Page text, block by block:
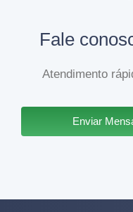
Fale
Atendimento
Enviar